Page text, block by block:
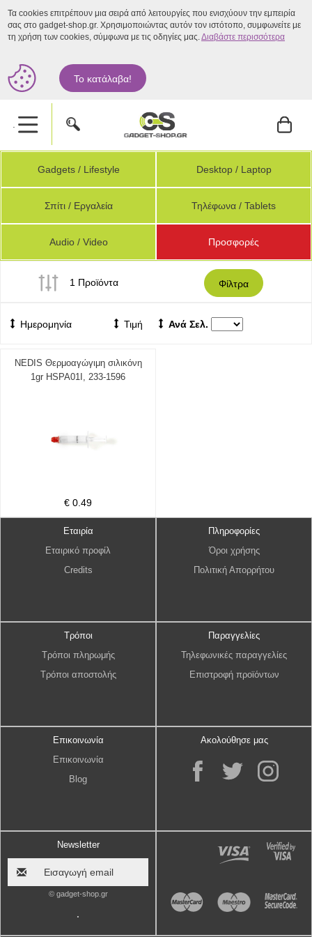
Τα cookies επιτρέπουν μια σειρά από λειτουργίες που ενισχύουν την εμπειρία
σας στο gadget-shop.gr. Χρησιμοποιώντας αυτόν τον ιστότοπο, συμφωνείτε με
τη χρήση των cookies, σύμφωνα με τις οδηγίες μας.Διαβάστε περισσότερα
Το κατάλαβα!
.
Gadgets / Lifestyle Desktop / Laptop
Σπίτι / Εργαλεία Τηλέφωνα / Tablets
Audio / Video Προσφορές
1 Προϊόντα Φίλτρα
Ημερομηνία Τιμή Ανά Σελ.
NEDIS Θερμοαγώγιμη σιλικόνη
1gr HSPA01I, 233-1596
€ 0.49
Εταιρία
Εταιρικό προφίλ
Credits
Πληροφορίες
Όροι χρήσης
Πολιτική Απορρήτου
Τρόποι
Τρόποι πληρωμής
Τρόποι αποστολής
Παραγγελίες
Τηλεφωνικές παραγγελίες
Επιστροφή προϊόντων
Επικοινωνία
Επικοινωνία
Blog
Ακολούθησε μας
Newsletter
© gadget-shop.gr
.